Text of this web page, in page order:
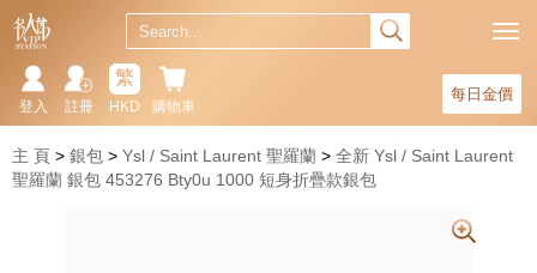
每日金價
購物車
繁
HKD
註冊
登入
主 頁 銀包 Ysl / Saint Laurent 聖羅蘭
全新 Ysl / Saint Laurent
聖羅蘭 銀包 453276 Bty0u 1000 短身折疊款銀包